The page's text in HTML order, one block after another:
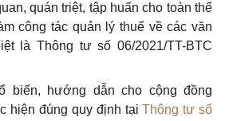
quán triệt, tập huấn cho toàn thể
công tác quản lý thuế về các văn
là Thông tư số 06/2021/TT-BTC
biến, hướng dẫn cho cộng đồng
hiện đúng quy định tạiThông tư số